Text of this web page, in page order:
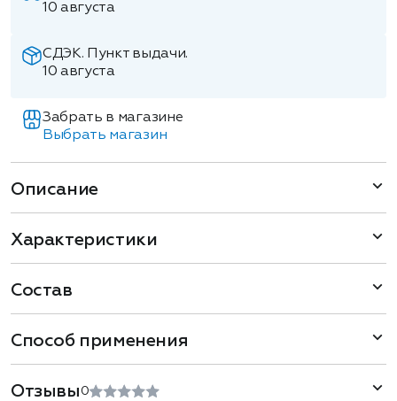
10 августа
СДЭК. Пункт выдачи.
10 августа
Забрать в магазине
Выбрать магазин
Описание
Характеристики
Состав
Способ применения
Отзывы 0